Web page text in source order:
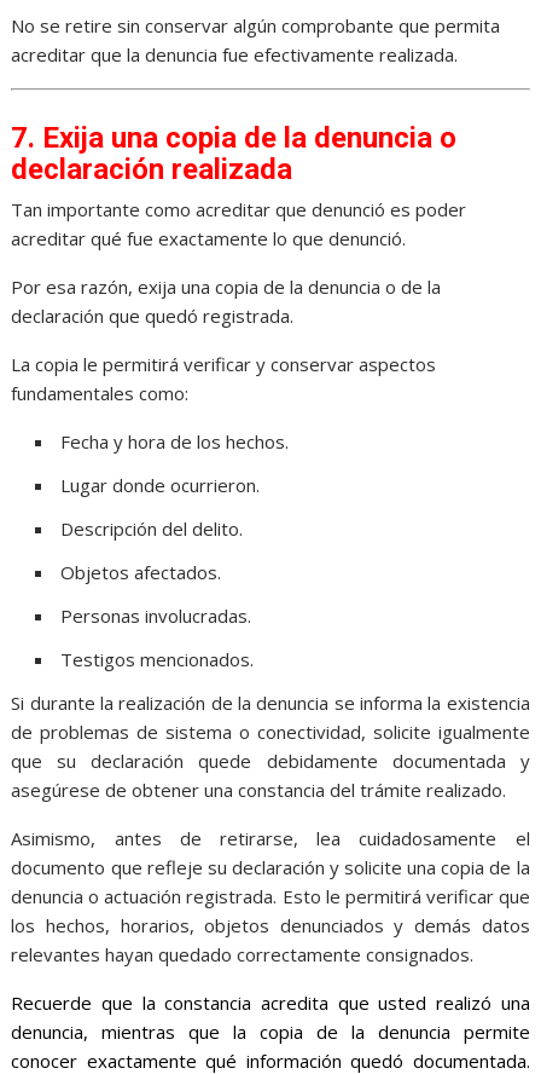
No se retire sin conservar algún comprobante que permita
acreditar que la denuncia fue efectivamente realizada.
7. Exija una copia de la denuncia o
declaración realizada
Tan importante como acreditar que denunció es poder
acreditar qué fue exactamente lo que denunció.
Por esa razón, exija una copia de la denuncia o de la
declaración que quedó registrada.
La copia le permitirá verificar y conservar aspectos
fundamentales como:
Fecha y hora de los hechos.
Lugar donde ocurrieron.
Descripción del delito.
Objetos afectados.
Personas involucradas.
Testigos mencionados.
Si durante la realización de la denuncia se informa la existencia
de problemas de sistema o conectividad, solicite igualmente
que su declaración quede debidamente documentada y
asegúrese de obtener una constancia del trámite realizado.
Asimismo, antes de retirarse, lea cuidadosamente el
documento que refleje su declaración y solicite una copia de la
denuncia o actuación registrada. Esto le permitirá verificar que
los hechos, horarios, objetos denunciados y demás datos
relevantes hayan quedado correctamente consignados.
Recuerde que la constancia acredita que usted realizó una
denuncia, mientras que la copia de la denuncia permite
conocer exactamente qué información quedó documentada.